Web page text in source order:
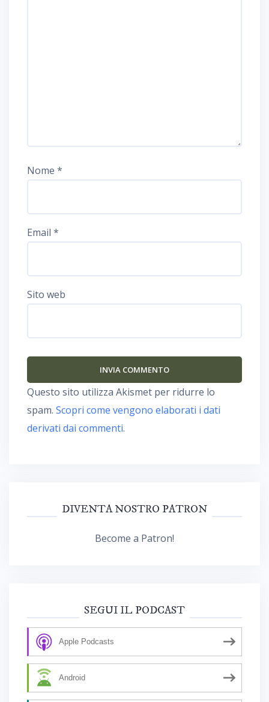
Nome *
Email *
Sito web
Questo sito utilizza Akismet per ridurre lo
spam. Scopri come vengono elaborati i dati
derivati dai commenti.
DIVENTA NOSTRO PATRON
Become a Patron!
SEGUI IL PODCAST
Apple Podcasts
Android